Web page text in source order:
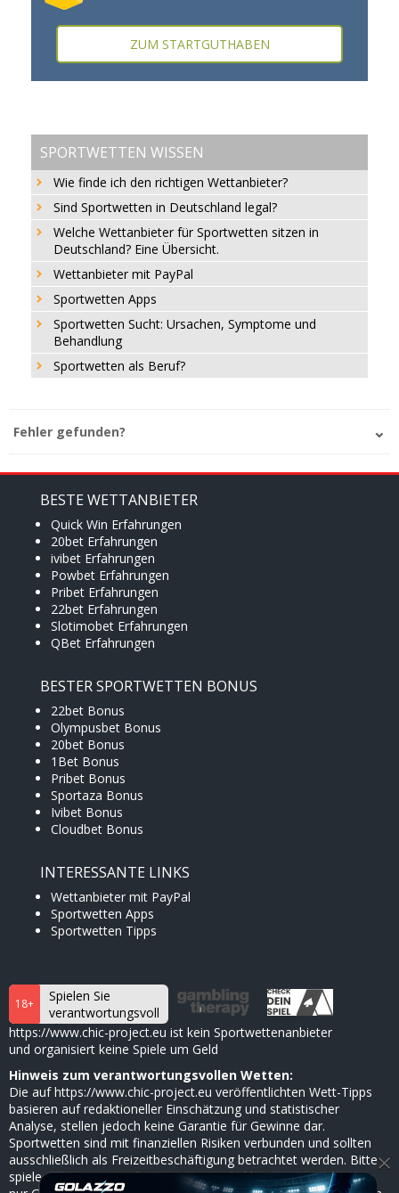
ZUM STARTGUTHABEN
SPORTWETTEN WISSEN
Wie finde ich den richtigen Wettanbieter?
Sind Sportwetten in Deutschland legal?
Welche Wettanbieter für Sportwetten sitzen in
Deutschland? Eine Übersicht.
Wettanbieter mit PayPal
Sportwetten Apps
Sportwetten Sucht: Ursachen, Symptome und
Behandlung
Sportwetten als Beruf?
Fehler gefunden?
BESTE WETTANBIETER
Quick Win Erfahrungen
20bet Erfahrungen
ivibet Erfahrungen
Powbet Erfahrungen
Pribet Erfahrungen
22bet Erfahrungen
Slotimobet Erfahrungen
QBet Erfahrungen
BESTER SPORTWETTEN BONUS
22bet Bonus
Olympusbet Bonus
20bet Bonus
1Bet Bonus
Pribet Bonus
Sportaza Bonus
Ivibet Bonus
Cloudbet Bonus
INTERESSANTE LINKS
Wettanbieter mit PayPal
Sportwetten Apps
Sportwetten Tipps
18+
Spielen Sie
verantwortungsvoll
https://www.chic-project.eu ist kein Sportwettenanbieter
und organisiert keine Spiele um Geld
Hinweis zum verantwortungsvollen Wetten:
Die auf https://www.chic-project.eu veröffentlichten Wett-Tipps
basieren auf redaktioneller Einschätzung und statistischer
Analyse, stellen jedoch keine Garantie für Gewinne dar.
Sportwetten sind mit finanziellen Risiken verbunden und sollten
ausschließlich als Freizeitbeschäftigung betrachtet werden. Bitte
spiele verantwortungsbewusst, setze dir klare Limits und nutze ×